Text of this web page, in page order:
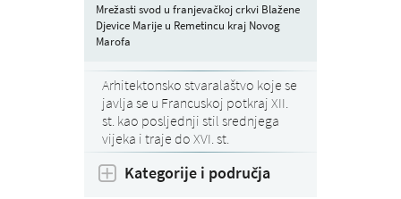
Mrežasti svod u franjevačkoj crkvi Blažene
Djevice Marije u Remetincu kraj Novog
Marofa
Arhitektonsko stvaralaštvo koje se
javlja se u Francuskoj potkraj XII.
st. kao posljednji stil srednjega
vijeka i traje do XVI. st.
Kategorije i područja